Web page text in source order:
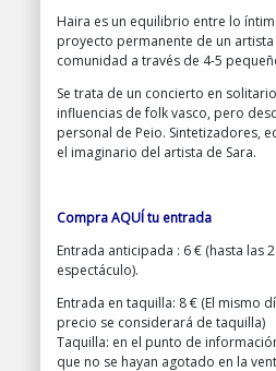
Haira es un equilibrio entre lo
proyecto permanente de un
comunidad a través de 4-5
Se trata de un concierto en
influencias de folk vasco, pero
personal de Peio. Sintetizadores,
el imaginario del artista de Sara.
Compra AQUÍ tu entrada
Entrada anticipada : 6 € (hasta las
espectáculo).
Entrada en taquilla: 8 € (El mismo
precio se considerará de taquilla)
Taquilla: en el punto de
que no se hayan agotado en la